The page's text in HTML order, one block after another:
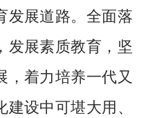
发展道路。全面落
发展素质教育，坚
，着力培养一代又
设中可堪大用、